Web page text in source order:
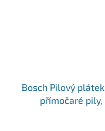
Bosch Pilový
přímočaré pily,